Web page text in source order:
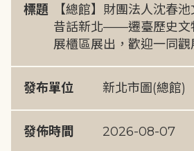
標題
【總館】財團法人沈春
昔話新北——遷臺歷史文
展櫃區展出，歡迎一同觀
發布單位 新北市圖(總館)
發佈時間 2026-08-07